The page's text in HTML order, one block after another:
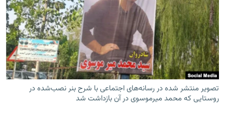
زبان‌های دیگر
تصویر منتشر شده در رسانه‌های اجتماعی با شرح بنر نصب‌شده در
روستایی که محمد میرموسوی در آن بازداشت شد